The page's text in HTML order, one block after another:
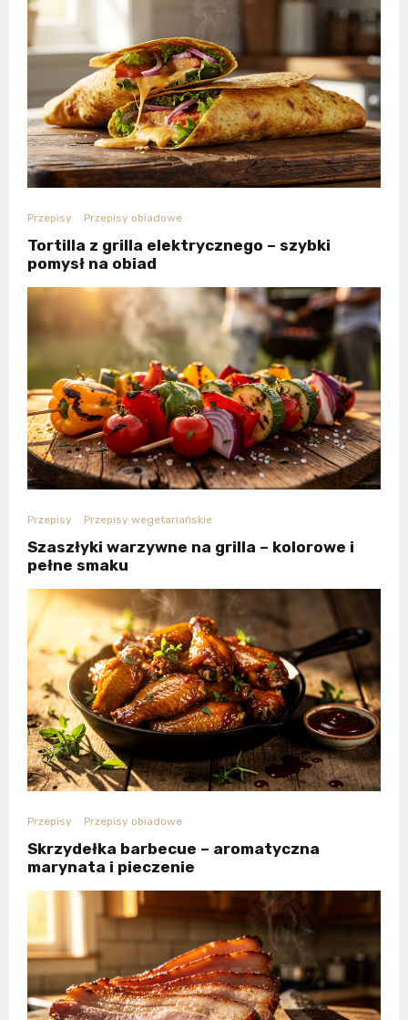
Przepisy Przepisy obiadowe
Tortilla z grilla elektrycznego – szybki
pomysł na obiad
Przepisy Przepisy wegetariańskie
Szaszłyki warzywne na grilla – kolorowe i
pełne smaku
Przepisy Przepisy obiadowe
Skrzydełka barbecue – aromatyczna
marynata i pieczenie